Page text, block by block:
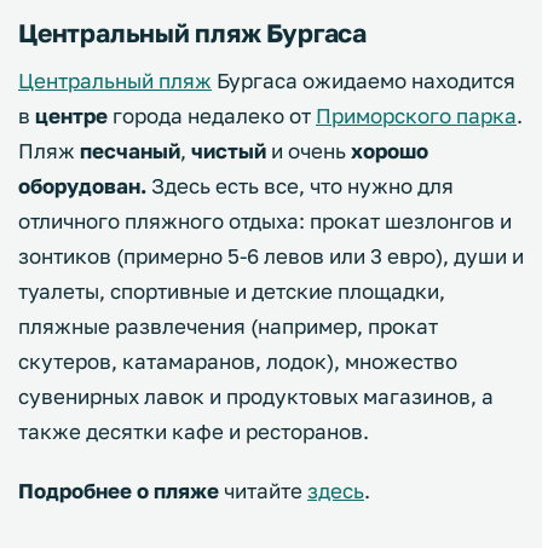
Центральный пляж Бургаса
Центральный пляж Бургаса ожидаемо находится
в центре города недалеко от Приморского парка.
Пляж песчаный, чистый и оченьхорошо
оборудован. Здесь есть все, что нужно для
отличного пляжного отдыха: прокат шезлонгов и
зонтиков (примерно 5-6 левов или 3 евро), души и
туалеты, спортивные и детские площадки,
пляжные развлечения (например, прокат
скутеров, катамаранов, лодок), множество
сувенирных лавок и продуктовых магазинов, а
также десятки кафе и ресторанов.
Подробнее о пляже читайте здесь.